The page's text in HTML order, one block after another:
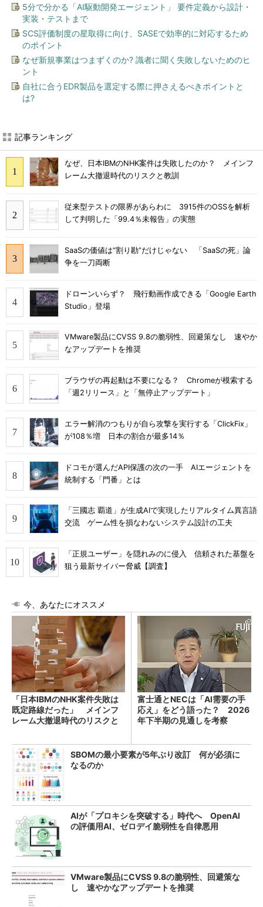
5分で分かる「AI駆動開発エージェント」 要件定義から設計・
実装・テストまで
SCS評価制度の星取得に向け、SASEで効率的に対応するため
のポイント
なぜ新規事業はつまずくのか? 識者に聞く失敗しないためのヒ
ント
自社に合うEDR製品を選定する際に押さえるべきポイントと
は?
記事ランキング
なぜ、日本IBMのNHK案件は失敗したのか？ メインフ
レーム大撤退時代のリスクと教訓
従来型テストの限界があらわに 3915件のOSSを解析
して判明した「99.4％未報告」の実態
SaaSの価値は“割り勘”だけじゃない 「SaaSの死」論
争を一刀両断
ドローンいらず？ 飛行動画作成できる「Google Earth
Studio」登場
VMware製品にCVSS 9.8の脆弱性、回避策なし 速やか
なアップデートを推奨
ブラウザの再起動は不要になる？ Chromeが模索する
「週2リリース」と「無停止アップデート」
エラー解消のつもりが自ら攻撃を実行する「ClickFix」
が108％増 日本の割合が最多14％
ドコモが選んだAPI保護の次の一手 AIエージェントを
統制する「門番」とは
「三國志 覇道」が生成AIで実現したリアルタイム異言語
交流 ゲーム性を損なわないシステム設計の工夫
「正規ユーザー」を隠れみのに侵入 信頼された基盤を
狙う最新サイバー脅威【調査】
今、あなたにオススメ
「日本IBMのNHK案件失敗は
既定路線だった」 メインフ
レーム大撤退時代のリスクと
富士通とNECは「AI需要の手
応え」をどう語った？ 2026
年下半期の見通しを考察
SBOMの最小要素が5年ぶり改訂 何が必須に
なるのか
AIが「プロキシを突破する」時代へ OpenAI
の評価用AI、ゼロデイ脆弱性を自律悪用
VMware製品にCVSS 9.8の脆弱性、回避策な
し 速やかなアップデートを推奨